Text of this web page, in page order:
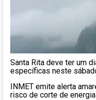
Santa Rita deve ter um
específicas neste
INMET emite alerta
risco de corte de